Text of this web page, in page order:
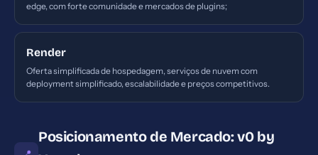
edge, com forte comunidade e mercados de plugins;
Render
Oferta simplificada de hospedagem, serviços de nuvem com
deployment simplificado, escalabilidade e preços competitivos.
Posicionamento de Mercado: v0 by